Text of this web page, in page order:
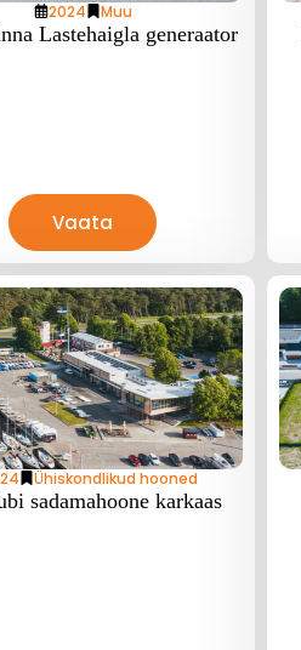
2024 Muu
Lastehaigla generaator
Vaata
Ühiskondlikud hooned
sadamahoone karkaas